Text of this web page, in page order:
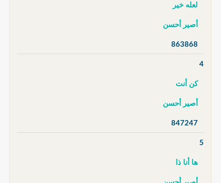
لعله خير
أصير أحسن
863868
4
كن أنت
أصير أحسن
847247
5
ها أنا ذا